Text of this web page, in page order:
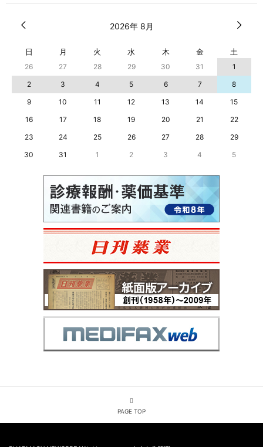
2026年 8月
日 月 火 水 木 金 土
26 27 28 29 30 31
1
2
3 4 5 6 7
8
9
10 11 12 13 14
15
16
17 18 19 20 21
22
23
24 25 26 27 28
29
30
31 1 2 3 4 5
PAGE TOP